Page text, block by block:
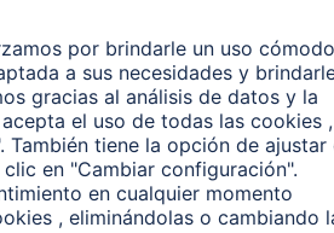
producto que
buscas?
Buscar entre todos
nuestros
productos